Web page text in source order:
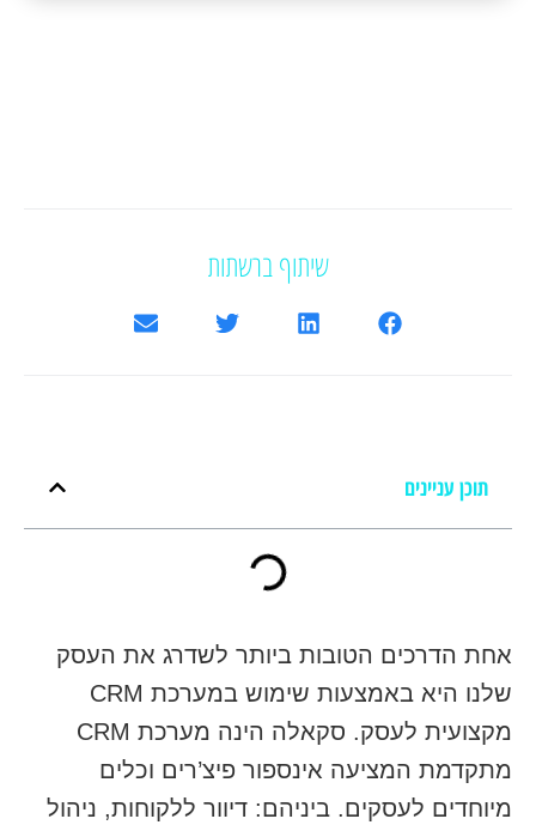
שיתוף ברשתות
תוכן עניינים
אחת הדרכים הטובות ביותר לשדרג את העסק
שלנו היא באמצעות שימוש במערכת CRM
מקצועית לעסק. סקאלה הינה מערכת CRM
מתקדמת המציעה אינספור פיצ’רים וכלים
מיוחדים לעסקים. ביניהם: דיוור ללקוחות, ניהול